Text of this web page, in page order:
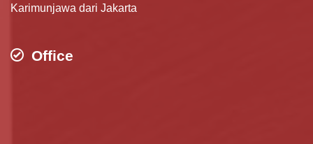
Karimunjawa dari Jakarta
Office